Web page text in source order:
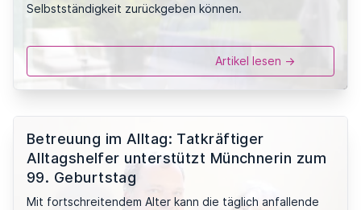
Selbstständigkeit zurückgeben können.
Artikel lesen ->
Betreuung im Alltag: Tatkräftiger
Alltagshelfer unterstützt Münchnerin zum
99. Geburtstag
Mit fortschreitendem Alter kann die täglich anfallende